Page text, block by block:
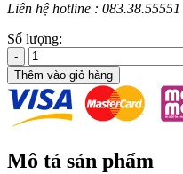
Liên hệ hotline :
Số lượng:
-
Thêm vào giỏ hàng
Mô tả sản phẩm